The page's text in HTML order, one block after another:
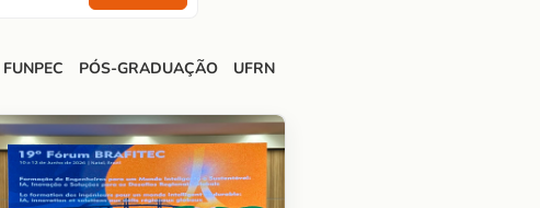
FUNPEC PÓS-GRADUAÇÃO UFRN